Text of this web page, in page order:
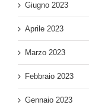
Giugno 2023
Aprile 2023
Marzo 2023
Febbraio 2023
Gennaio 2023